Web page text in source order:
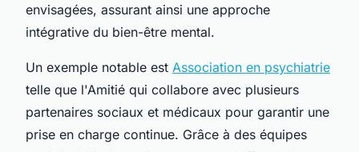
envisagées, assurant ainsi une approche
intégrative du bien-être mental.
Un exemple notable est Association en psychiatrie
telle que l'Amitié qui collabore avec plusieurs
partenaires sociaux et médicaux pour garantir une
prise en charge continue. Grâce à des équipes